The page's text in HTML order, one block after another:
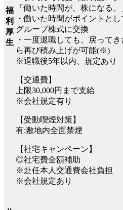
福
利
厚
生
「働いた時間が、株になる。
・働いた時間がポイントと
グループ株式に交換
・一度退職しても、戻って
ら再び積み上げが可能(※)
※退職後5年以内、規定あり
【交通費】
上限30,000円まで支給
※会社規定有り
【受動喫煙対策】
有:敷地内全面禁煙
【社宅キャンペーン】
◎社宅費全額補助
※赴任本人交通費会社負担
※会社規定あり